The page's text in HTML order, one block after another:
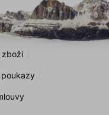
zboží